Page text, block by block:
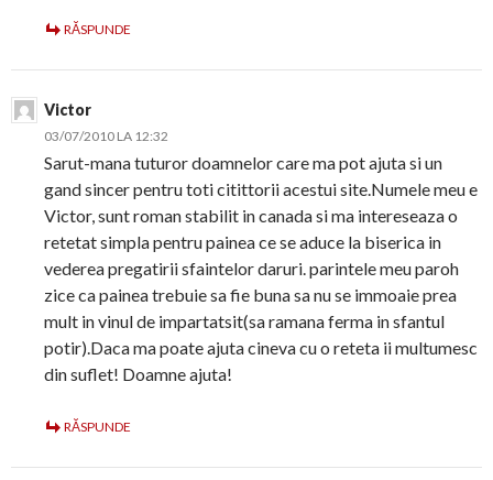
RĂSPUNDE
Victor
03/07/2010 LA 12:32
Sarut-mana tuturor doamnelor care ma pot ajuta si un
gand sincer pentru toti citittorii acestui site.Numele meu e
Victor, sunt roman stabilit in canada si ma intereseaza o
retetat simpla pentru painea ce se aduce la biserica in
vederea pregatirii sfaintelor daruri. parintele meu paroh
zice ca painea trebuie sa fie buna sa nu se immoaie prea
mult in vinul de impartatsit(sa ramana ferma in sfantul
potir).Daca ma poate ajuta cineva cu o reteta ii multumesc
din suflet! Doamne ajuta!
RĂSPUNDE